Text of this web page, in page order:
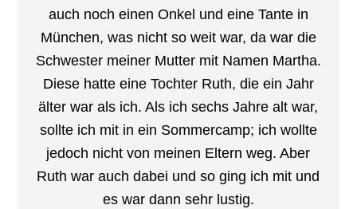
auch noch einen Onkel und eine Tante in
München, was nicht so weit war, da war die
Schwester meiner Mutter mit Namen Martha.
Diese hatte eine Tochter Ruth, die ein Jahr
älter war als ich. Als ich sechs Jahre alt war,
sollte ich mit in ein Sommercamp; ich wollte
jedoch nicht von meinen Eltern weg. Aber
Ruth war auch dabei und so ging ich mit und
es war dann sehr lustig.